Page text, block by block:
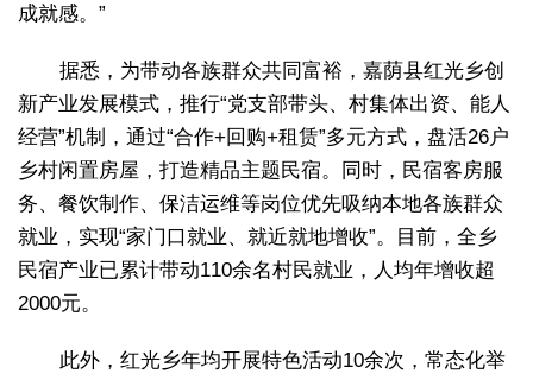
成就感。”
据悉，为带动各族群众共同富裕，嘉荫县红光乡创
新产业发展模式，推行“党支部带头、村集体出资、能人
经营”机制，通过“合作+回购+租赁”多元方式，盘活26户
乡村闲置房屋，打造精品主题民宿。同时，民宿客房服
务、餐饮制作、保洁运维等岗位优先吸纳本地各族群众
就业，实现“家门口就业、就近就地增收”。目前，全乡
民宿产业已累计带动110余名村民就业，人均年增收超
2000元。
此外，红光乡年均开展特色活动10余次，常态化举